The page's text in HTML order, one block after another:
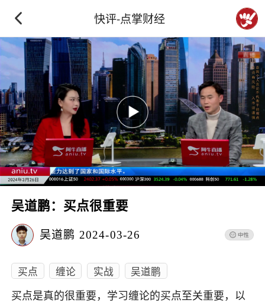
快评-点掌财经
吴道鹏：买点很重要
吴道鹏 2024-03-26
买点 缠论 实战 吴道鹏
买点是真的很重要，学习缠论的买点至关重要，以